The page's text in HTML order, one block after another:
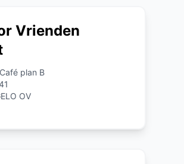
Vrienden
Café plan B
OV